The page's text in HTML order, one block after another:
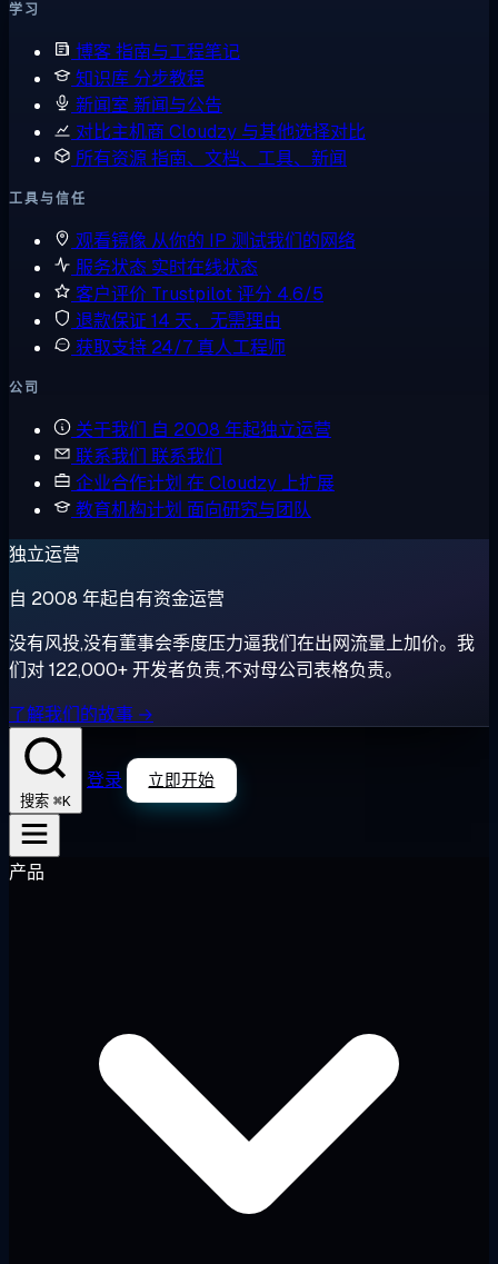
学习
博客指南与工程笔记
知识库 分步教程
新闻室 新闻与公告
对比主机商 Cloudzy 与其他选择对比
所有资源指南、文档、工具、新闻
工具与信任
观看镜像 从你的 IP 测试我们的网络
服务状态 实时在线状态
客户评价 Trustpilot 评分 4.6/5
退款保证 14 天，无需理由
获取支持 24/7 真人工程师
公司
关于我们 自 2008 年起独立运营
联系我们 联系我们
企业合作计划 在 Cloudzy 上扩展
教育机构计划 面向研究与团队
独立运营
自 2008 年起自有资金运营
没有风投,没有董事会季度压力逼我们在出网流量上加价。我
们对 122,000+ 开发者负责,不对母公司表格负责。
了解我们的故事 →
搜索 ⌘K
登录 立即开始
产品